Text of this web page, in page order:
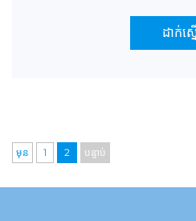
ដាក់ស្ន
មុន 1 2 បន្ទាប់